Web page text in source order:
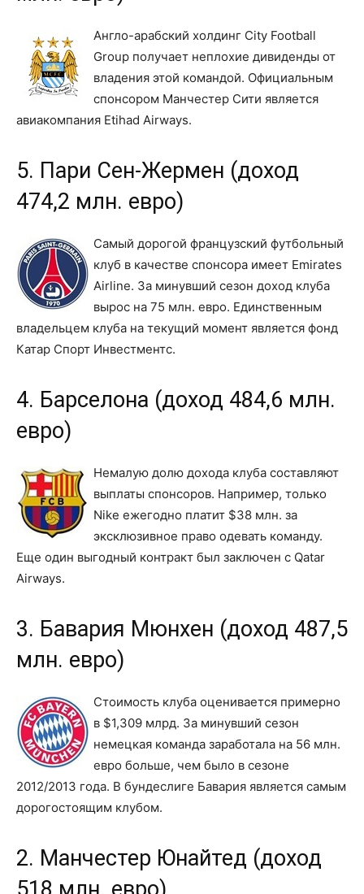
Англо-арабский холдинг City Football
Group получает неплохие дивиденды от
владения этой командой. Официальным
спонсором Манчестер Сити является
авиакомпания Etihad Airways.
5. Пари Сен-Жермен (доход
474,2 млн. евро)
Самый дорогой французский футбольный
клуб в качестве спонсора имеет Emirates
Airline. За минувший сезон доход клуба
вырос на 75 млн. евро. Единственным
владельцем клуба на текущий момент является фонд
Катар Спорт Инвестментс.
4. Барселона (доход 484,6 млн.
евро)
Немалую долю дохода клуба составляют
выплаты спонсоров. Например, только
Nike ежегодно платит $38 млн. за
эксклюзивное право одевать команду.
Еще один выгодный контракт был заключен с Qatar
Airways.
3. Бавария Мюнхен (доход 487,5
млн. евро)
Стоимость клуба оценивается примерно
в $1,309 млрд. За минувший сезон
немецкая команда заработала на 56 млн.
евро больше, чем было в сезоне
2012/2013 года. В бундеслиге Бавария является самым
дорогостоящим клубом.
2. Манчестер Юнайтед (доход